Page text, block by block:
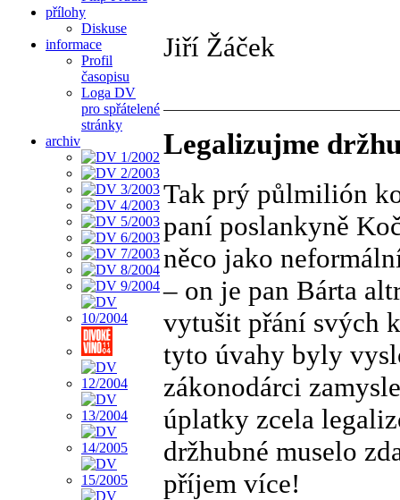
přílohy
Diskuse
informace
Profil
časopisu
Loga DV
pro spřátelené
stránky
archiv
Jiří Žáček
Legalizujme
Tak prý půlmilión
paní poslankyně
něco jako
– on je pan Bárta
vytušit přání svých
tyto úvahy byly
zákonodárci
úplatky zcela
držhubné muselo
příjem více!